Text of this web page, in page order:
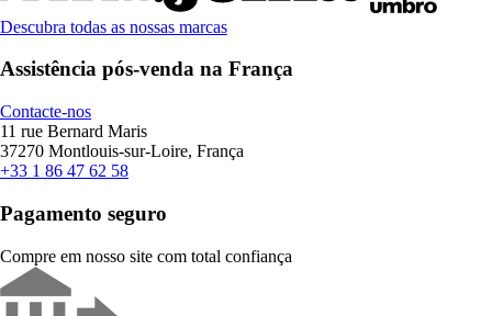
Descubra todas as nossas marcas
Assistência pós-venda na França
Contacte-nos
11 rue Bernard Maris
37270 Montlouis-sur-Loire, França
+33 1 86 47 62 58
Pagamento seguro
Compre em nosso site com total confiança